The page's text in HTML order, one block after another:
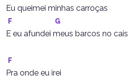
Eu queimei minhas carroças
F G
E eu afundei meus barcos no cais
F
Pra onde eu irei